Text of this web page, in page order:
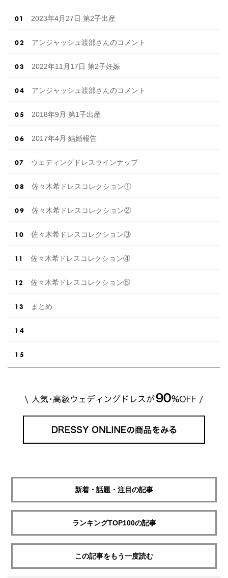
2023年4月27日 第2子出産
アンジャッシュ渡部さんのコメント
2022年11月17日 第2子妊娠
アンジャッシュ渡部さんのコメント
2018年9月 第1子出産
2017年4月 結婚報告
ウェディングドレスラインナップ
佐々木希ドレスコレクション①
佐々木希ドレスコレクション②
佐々木希ドレスコレクション③
佐々木希ドレスコレクション④
佐々木希ドレスコレクション⑤
まとめ
新着・話題・注目の記事
ランキングTOP100の記事
この記事をもう一度読む